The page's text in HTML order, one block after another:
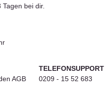
bei dir.
AGB
TELEFONSUPPORT
0209 - 15 52 683